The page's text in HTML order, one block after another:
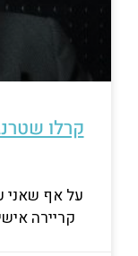
קרלו
על אף שאני
קריירה